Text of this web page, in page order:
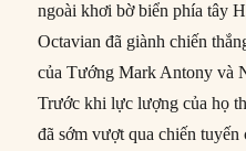
ngoài khơi bờ biển phía tây
Octavian đã giành chiến
của Tướng Mark Antony và
Trước khi lực lượng của họ
đã sớm vượt qua chiến